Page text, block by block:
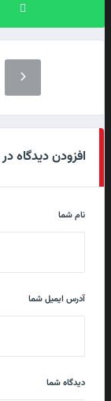
افزودن
نام شما
آدرس ایمیل شما
دیدگاه شما